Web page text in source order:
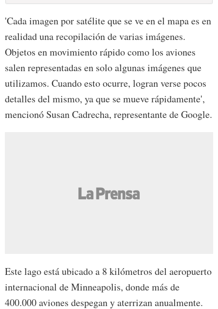
'Cada imagen por satélite que se ve en el mapa es en
realidad una recopilación de varias imágenes.
Objetos en movimiento rápido como los aviones
salen representadas en solo algunas imágenes que
utilizamos. Cuando esto ocurre, logran verse pocos
detalles del mismo, ya que se mueve rápidamente',
mencionó Susan Cadrecha, representante de Google.
Este lago está ubicado a 8 kilómetros del aeropuerto
internacional de Minneapolis, donde más de
400.000 aviones despegan y aterrizan anualmente.